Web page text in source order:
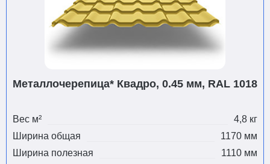
Металлочерепица* Квадро, 0.45 мм, RAL 1018
Вес м²
4,8 кг
Ширина общая
1170 мм
Ширина полезная
1110 мм